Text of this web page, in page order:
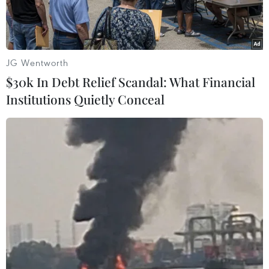
(Ảnh: AFP)
Các chuyên gia Mỹ nhận định trí tuệ nhân tạo
(AI) sẽ giúp giải quyết cuộc khủng hoảng về
năng suất lao động trong tương lai.
JG Wentworth
$30k In Debt Relief Scandal: What Financial
Institutions Quietly Conceal